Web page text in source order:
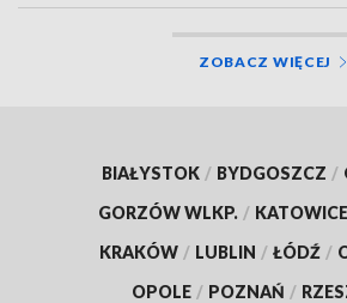
ZOBACZ WIĘCEJ
BIAŁYSTOK / BYDGOSZCZ /
GORZÓW WLKP. / KATOWICE
KRAKÓW / LUBLIN / ŁÓDŹ /
OPOLE / POZNAŃ /